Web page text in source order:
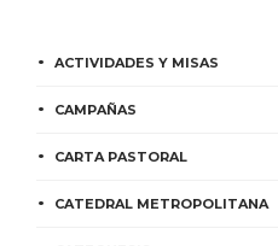
ACTIVIDADES Y MISAS
CAMPAÑAS
CARTA PASTORAL
CATEDRAL METROPOLITANA